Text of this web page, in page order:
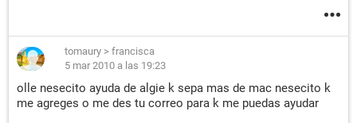
tomaury > francisca
5 mar 2010 a las 19:23
olle nesecito ayuda de algie k sepa mas de mac nesecito k
me agreges o me des tu correo para k me puedas ayudar